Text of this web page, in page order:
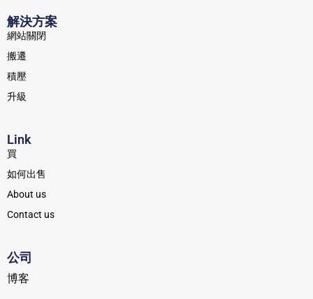
解決方案
網站關閉
搬遷
積壓
升級
Link
買
如何出售
About us
Contact us
公司
博客